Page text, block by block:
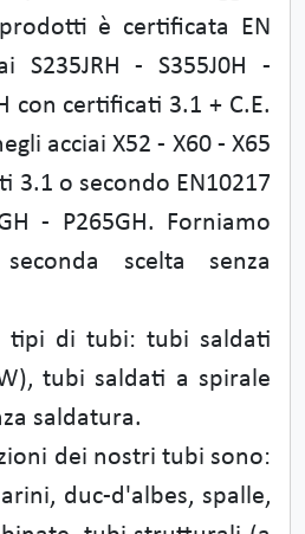
è certificata EN
S235JRH - S355J0H -
con certificati 3.1 + C.E.
acciai X52 - X60 - X65
3.1 o secondo EN10217
- P265GH. Forniamo
scelta senza
tipi di tubi: tubi saldati
tubi saldati a spirale
saldatura.
dei nostri tubi sono:
duc-d'albes, spalle,